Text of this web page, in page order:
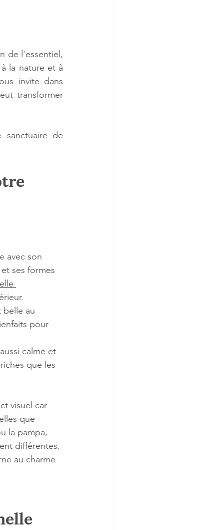
de l'essentiel,
la nature et à
invite dans
transformer
sanctuaire de
avec son
ses formes
belle au
pour
calme et
que les
visuel car
que
la pampa,
différentes.
au charme